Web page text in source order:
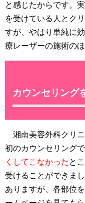
と感じたからです。
を受けている人とク
すが、やはり単純に
療レーザーの施術の
カウンセリング
湘南美容外科クリ
初のカウンセリング
くしてこなかった と
受けることができま
ありますが、各部位